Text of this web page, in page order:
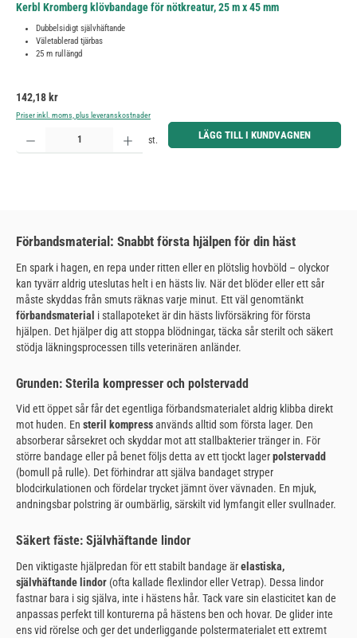
Kerbl Kromberg klövbandage för nötkreatur, 25 m x 45 mm
Dubbelsidigt självhäftande
Väletablerad tjärbas
25 m rullängd
Ordinarie pris:
142,18 kr
Priser inkl. moms, plus leveranskostnader
Produktkvantitet: Ange önskat belopp eller använd knapparna för att öka eller minska kvantiteten.
st. LÄGG TILL I KUNDVAGNEN
Förbandsmaterial: Snabbt första hjälpen för din häst
En spark i hagen, en repa under ritten eller en plötslig hovböld – olyckor
kan tyvärr aldrig uteslutas helt i en hästs liv. När det blöder eller ett sår
måste skyddas från smuts räknas varje minut. Ett väl genomtänkt
förbandsmaterial i stallapoteket är din hästs livförsäkring för första
hjälpen. Det hjälper dig att stoppa blödningar, täcka sår sterilt och säkert
stödja läkningsprocessen tills veterinären anländer.
Grunden: Sterila kompresser och polstervadd
Vid ett öppet sår får det egentliga förbandsmaterialet aldrig klibba direkt
mot huden. En steril kompressanvänds alltid som första lager. Den
absorberar sårsekret och skyddar mot att stallbakterier tränger in. För
större bandage eller på benet följs detta av ett tjockt lagerpolstervadd
(bomull på rulle). Det förhindrar att själva bandaget stryper
blodcirkulationen och fördelar trycket jämnt över vävnaden. En mjuk,
andningsbar polstring är oumbärlig, särskilt vid lymfangit eller svullnader.
Säkert fäste: Självhäftande lindor
Den viktigaste hjälpredan för ett stabilt bandage ärelastiska,
självhäftande lindor (ofta kallade flexlindor eller Vetrap). Dessa lindor
fastnar bara i sig själva, inte i hästens hår. Tack vare sin elasticitet kan de
anpassas perfekt till konturerna på hästens ben och hovar. De glider inte
ens vid rörelse och ger det underliggande polstermaterialet ett extremt